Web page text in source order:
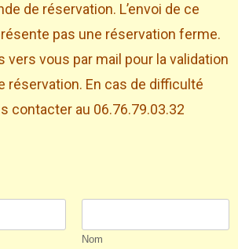
de réservation. L’envoi de ce
pas une réservation ferme.
vers vous par mail pour la validation
réservation. En cas de difficulté
contacter au 06.76.79.03.32
Nom